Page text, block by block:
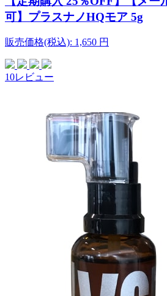
可】プラスナノHQモア 5g
販売価格(税込): 1,650 円
10レビュー